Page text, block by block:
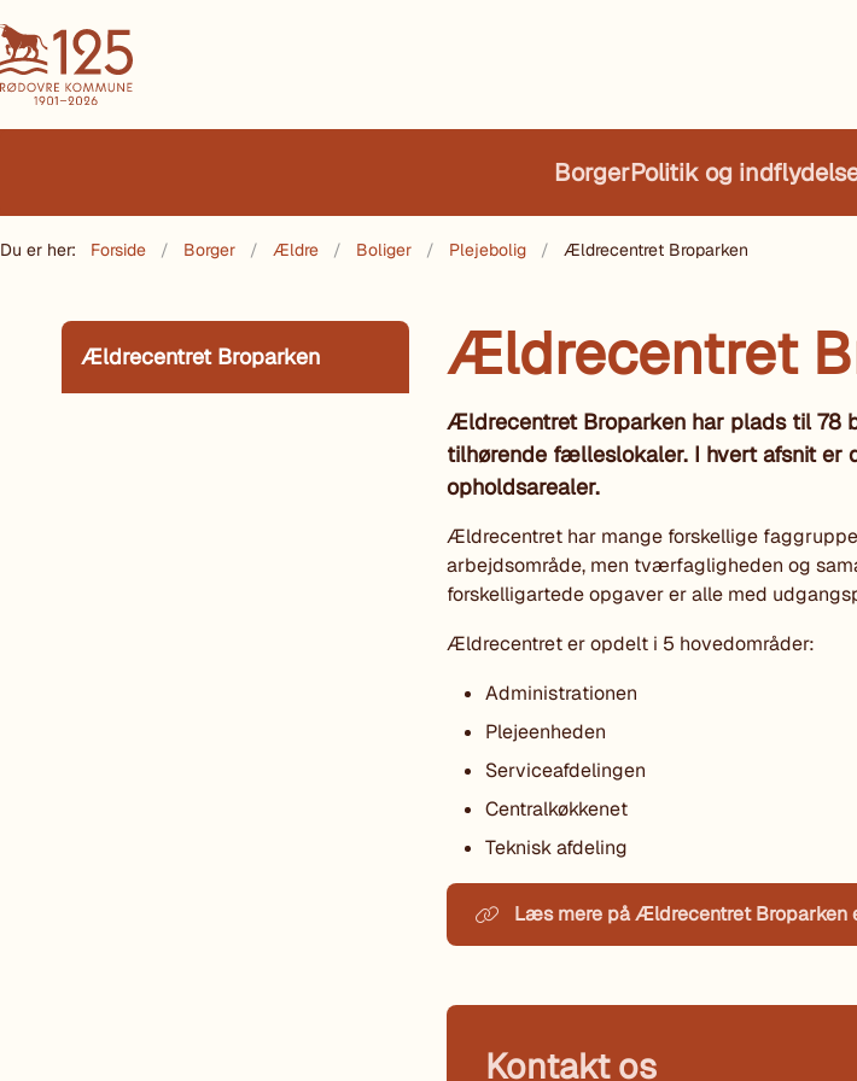
BorgerPolitik og
Du er her: Forside Borger Ældre Boliger Plejebolig Ældrecentret Broparken
Ældrecentret Broparken Ældrecentret
Ældrecentret Broparken har plads til 78
tilhørende fælleslokaler. I hvert afsnit er
opholdsarealer.
Ældrecentret har mange forskellige
arbejdsområde, men tværfagligheden og
forskelligartede opgaver er alle med
Ældrecentret er opdelt i 5 hovedområder:
Administrationen
Plejeenheden
Serviceafdelingen
Centralkøkkenet
Teknisk afdeling
Læs mere på Ældrecentret Broparken
Kontakt os